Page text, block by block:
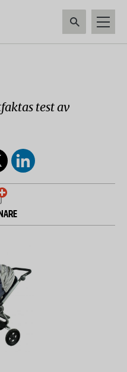
test av